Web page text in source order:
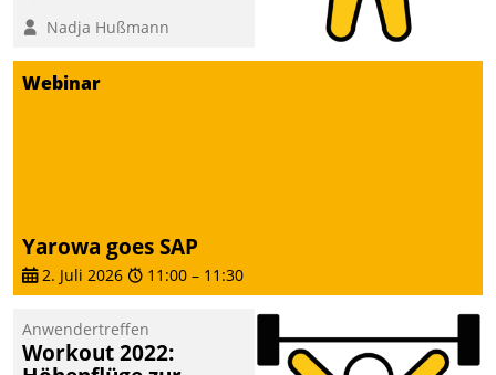
methodisch
Vernetzungsideen fürs
Quartier. Dazwischen
Nadja Hußmann
Webinar
Yarowa goes SAP
2. Juli 2026 11:00 – 11:30
Anwendertreffen
Workout 2022: